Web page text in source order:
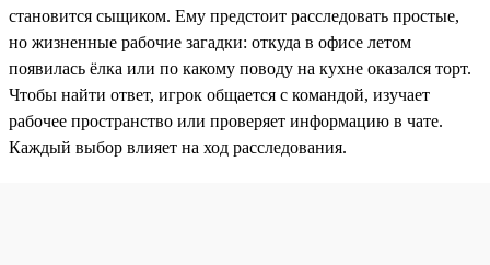
становится сыщиком. Ему предстоит расследовать простые,
но жизненные рабочие загадки: откуда в офисе летом
появилась ёлка или по какому поводу на кухне оказался торт.
Чтобы найти ответ, игрок общается с командой, изучает
рабочее пространство или проверяет информацию в чате.
Каждый выбор влияет на ход расследования.